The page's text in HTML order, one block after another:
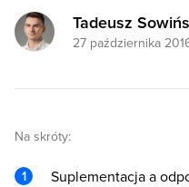
Tadeusz
27 października
Na skróty:
Suplementacja a